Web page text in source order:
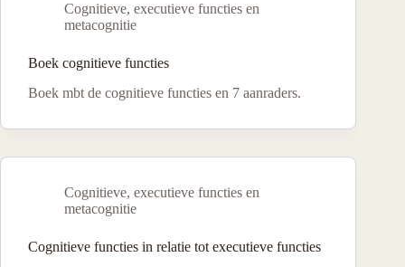
Cognitieve, executieve functies en
metacognitie
Boek cognitieve functies
Boek mbt de cognitieve functies en 7 aanraders.
Cognitieve, executieve functies en
metacognitie
Cognitieve functies in relatie tot executieve functies